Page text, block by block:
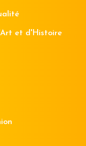
et d'Histoire